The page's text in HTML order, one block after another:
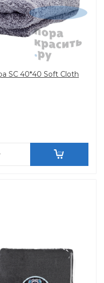
SC 40*40 Soft Cloth